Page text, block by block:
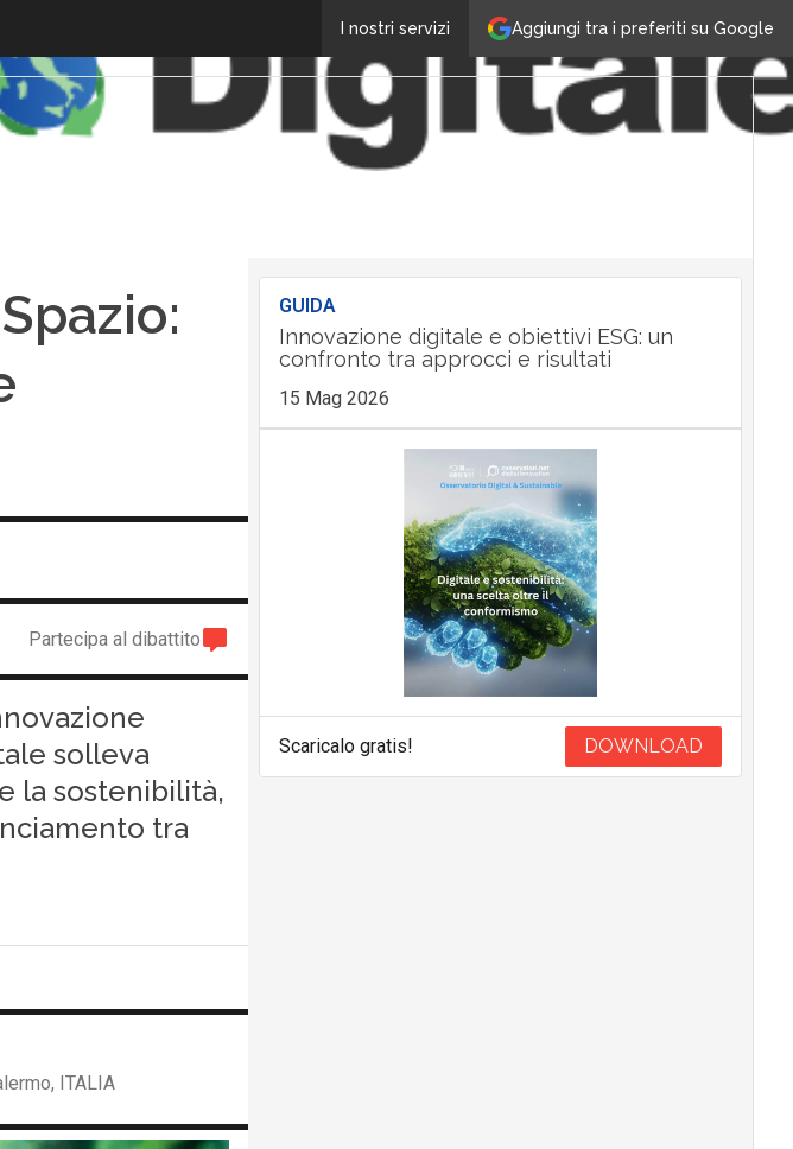
Aggiungi tra i preferiti su Google
I nostri servizi
Partecipa al dibattito
solleva
la sostenibilità,
tra
ITALIA
GUIDA
Innovazione digitale e obiettivi ESG: un
confronto tra approcci e risultati
15 Mag 2026
Scaricalo gratis! DOWNLOAD